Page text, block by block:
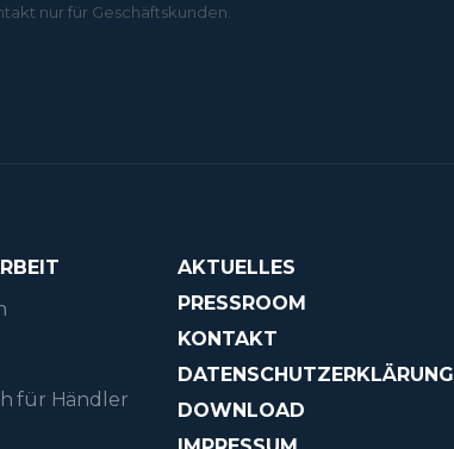
nur für Geschäftskunden.
für Händler
AKTUELLES
PRESSROOM
KONTAKT
DATENSCHUTZERKLÄRUNG
DOWNLOAD